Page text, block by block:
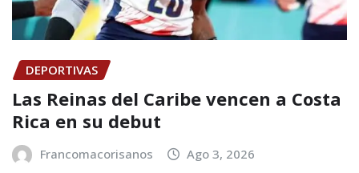
DEPORTIVAS
Las Reinas del Caribe vencen a Costa
Rica en su debut
Francomacorisanos Ago 3, 2026